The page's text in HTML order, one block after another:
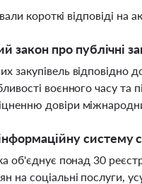
короткі відповіді на
закон про публічні
відповідно
воєнного часу
довіри
систему
об'єднує понад 30
на соціальні послуги,